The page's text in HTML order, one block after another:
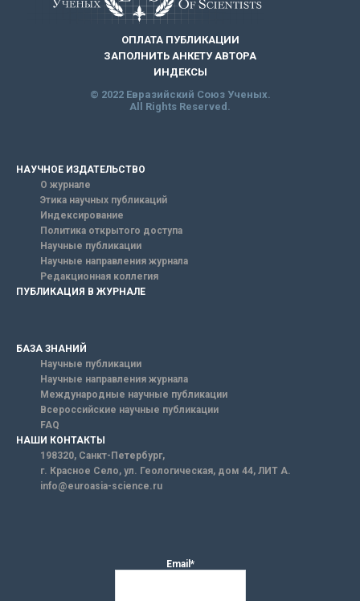
ОПЛАТА ПУБЛИКАЦИИ
ЗАПОЛНИТЬ АНКЕТУ АВТОРА
ИНДЕКСЫ
© 2022 Евразийский Союз Ученых.
All Rights Reserved.
НАУЧНОЕ ИЗДАТЕЛЬСТВО
О журнале
Этика научных публикаций
Индексирование
Политика открытого доступа
Научные публикации
Научные направления журнала
Редакционная коллегия
ПУБЛИКАЦИЯ В ЖУРНАЛЕ
БАЗА ЗНАНИЙ
Научные публикации
Научные направления журнала
Международные научные публикации
Всероссийские научные публикации
FAQ
НАШИ КОНТАКТЫ
198320, Санкт-Петербург,
г. Красное Село, ул. Геологическая, дом 44, ЛИТ А.
info@euroasia-science.ru
Email*